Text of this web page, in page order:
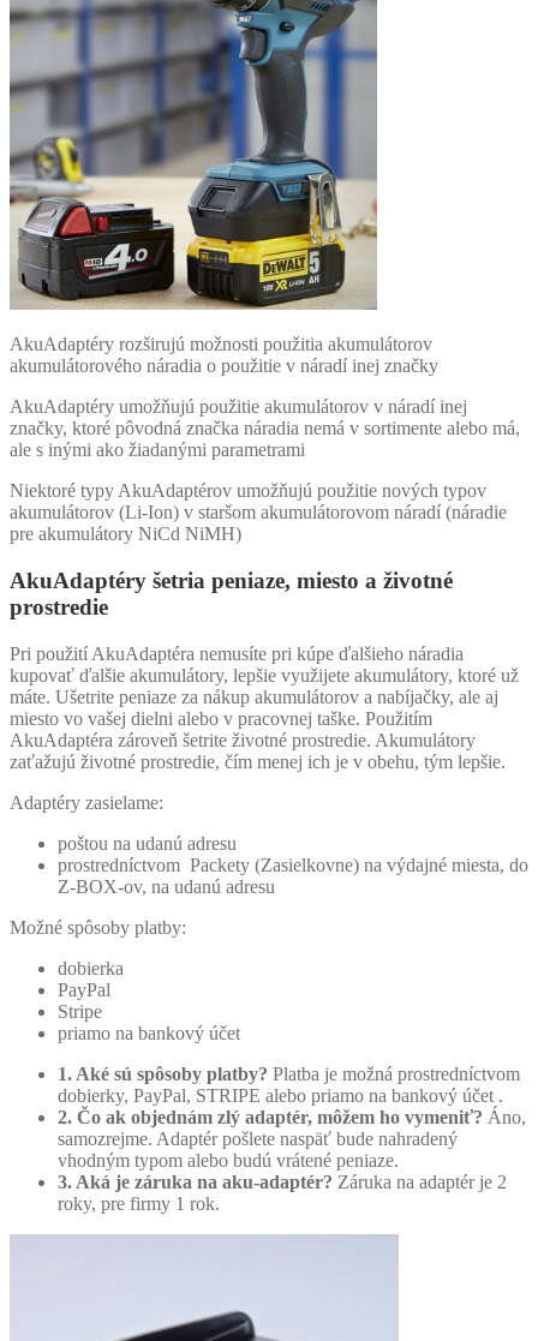
AkuAdaptéry rozširujú možnosti použitia akumulátorov
akumulátorového náradia o použitie v náradí inej značky
AkuAdaptéry umožňujú použitie akumulátorov v náradí inej
značky, ktoré pôvodná značka náradia nemá v sortimente alebo má,
ale s inými ako žiadanými parametrami
Niektoré typy AkuAdaptérov umožňujú použitie nových typov
akumulátorov (Li-Ion) v staršom akumulátorovom náradí (náradie
pre akumulátory NiCd NiMH)
AkuAdaptéry šetria peniaze, miesto a životné
prostredie
Pri použití AkuAdaptéra nemusíte pri kúpe ďalšieho náradia
kupovať ďalšie akumulátory, lepšie využijete akumulátory, ktoré už
máte. Ušetrite peniaze za nákup akumulátorov a nabíjačky, ale aj
miesto vo vašej dielni alebo v pracovnej taške. Použitím
AkuAdaptéra zároveň šetrite životné prostredie. Akumulátory
zaťažujú životné prostredie, čím menej ich je v obehu, tým lepšie.
Adaptéry zasielame:
poštou na udanú adresu
prostredníctvom Packety (Zasielkovne) na výdajné miesta, do
Z-BOX-ov, na udanú adresu
Možné spôsoby platby:
dobierka
PayPal
Stripe
priamo na bankový účet
1. Aké sú spôsoby platby? Platba je možná prostredníctvom
dobierky, PayPal, STRIPE alebo priamo na bankový účet .
2. Čo ak objednám zlý adaptér, môžem ho vymeniť? Áno,
samozrejme. Adaptér pošlete naspäť bude nahradený
vhodným typom alebo budú vrátené peniaze.
3. Aká je záruka na aku-adaptér? Záruka na adaptér je 2
roky, pre firmy 1 rok.